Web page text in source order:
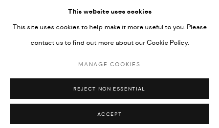
ACCESSIBILITY POLICY
MARIANE IBRAHIM. ALL RIGHTS RESERVED. 2026
SITE BY ARTLOGIC
This website uses cookies
This site uses cookies to help make it more useful to you. Please
contact us to find out more about our Cookie Policy.
MANAGE COOKIES
REJECT NON ESSENTIAL
ACCEPT